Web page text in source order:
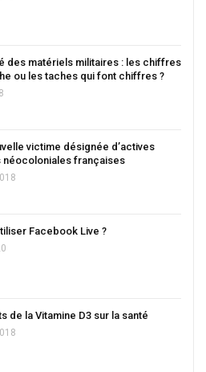
des matériels militaires : les chiffres
ou les taches qui font chiffres ?
victime désignée d’actives
néocoloniales françaises
Facebook Live ?
de la Vitamine D3 sur la santé